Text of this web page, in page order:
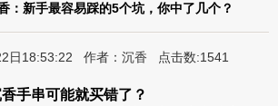
：新手最容易踩的5个坑，你中了几个？
日18:53:22 作者：沉香 点击数:1541
手串可能就买错了？